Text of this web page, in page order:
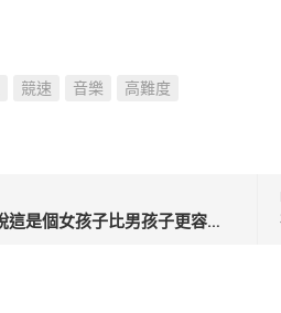
競速 音樂 高難度
山頂冒險，據說這是個女孩子比男孩子更容易得高分的遊戲